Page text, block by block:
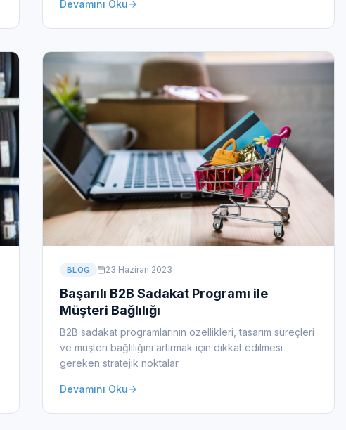
Devamını Oku
BLOG 23 Haziran 2023
Başarılı B2B Sadakat Programı ile
Müşteri Bağlılığı
B2B sadakat programlarının özellikleri, tasarım süreçleri
ve müşteri bağlılığını artırmak için dikkat edilmesi
gereken stratejik noktalar.
Devamını Oku